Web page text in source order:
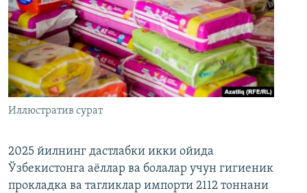
Иллюстратив сурат
2025 йилнинг дастлабки икки ойида
Ўзбекистонга аёллар ва болалар учун гигиеник
прокладка ва тагликлар импорти 2112 тоннани